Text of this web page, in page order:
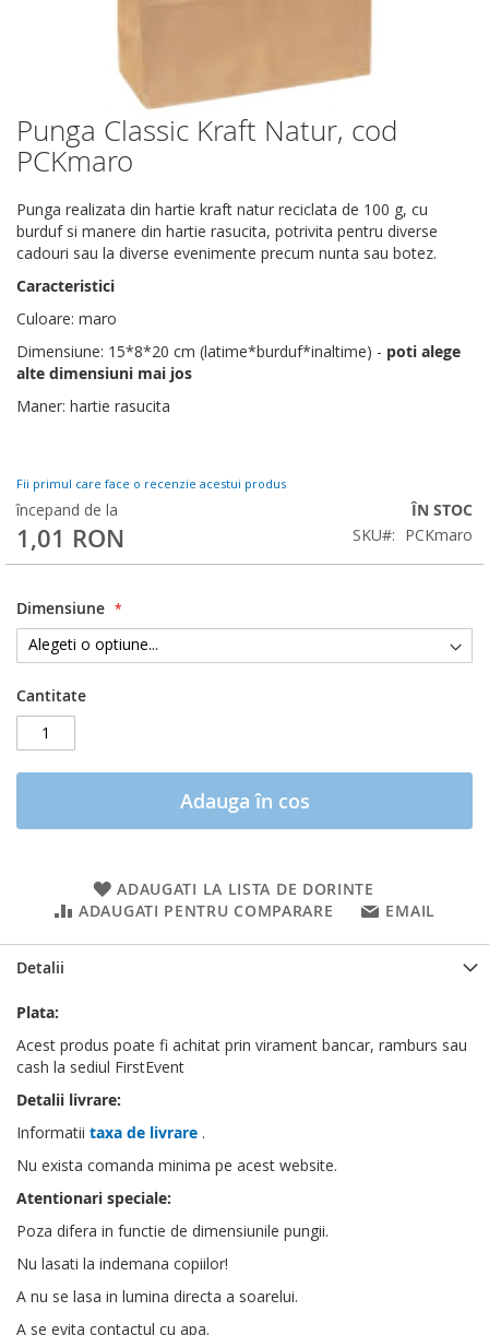
Punga Classic Kraft Natur, cod
PCKmaro
Punga realizata din hartie kraft natur reciclata de 100 g, cu
burduf si manere din hartie rasucita, potrivita pentru diverse
cadouri sau la diverse evenimente precum nunta sau botez.
Caracteristici
Culoare: maro
Dimensiune: 15*8*20 cm (latime*burduf*inaltime) - poti alege
alte dimensiuni mai jos
Maner: hartie rasucita
Fii primul care face o recenzie acestui produs
începand de la
1,01 RON
ÎN STOC
SKU
PCKmaro
Dimensiune
Cantitate
Adauga în cos
ADAUGATI LA LISTA DE DORINTE
ADAUGATI PENTRU COMPARARE
EMAIL
Skip
to
the
of
the
images
gallery
Detalii
Plata:
Acest produs poate fi achitat prin virament bancar, ramburs sau
cash la sediul FirstEvent
Detalii livrare:
Informatii taxa de livrare .
Nu exista comanda minima pe acest website.
Atentionari speciale:
Poza difera in functie de dimensiunile pungii.
Nu lasati la indemana copiilor!
A nu se lasa in lumina directa a soarelui.
A se evita contactul cu apa.